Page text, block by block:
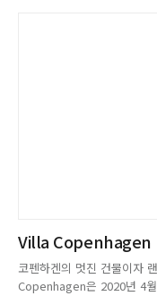
Villa Copenhagen
코펜하겐의 멋진 건물이자
Copenhagen은 2020년 4